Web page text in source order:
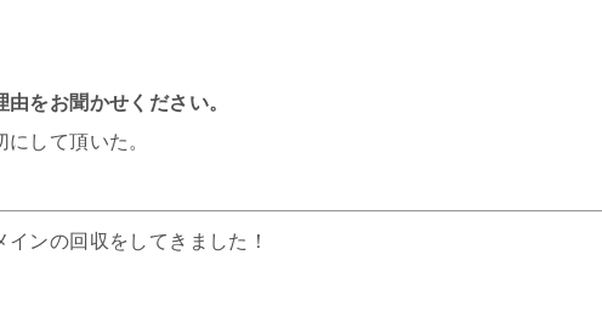
をお聞かせください。
して頂いた。
ンの回収をしてきました！